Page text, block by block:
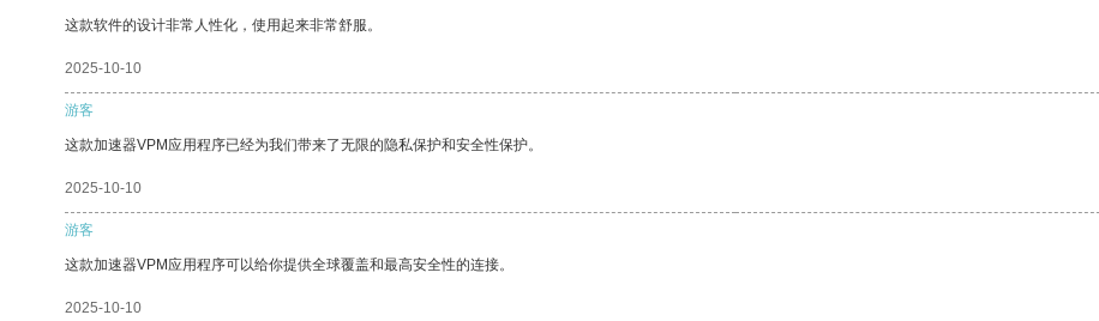
这款软件的设计非常人性化，使用起来非常舒服。
2025-10-10
游客
这款加速器VPM应用程序已经为我们带来了无限的隐私保护和安全性保护。
2025-10-10
游客
这款加速器VPM应用程序可以给你提供全球覆盖和最高安全性的连接。
2025-10-10